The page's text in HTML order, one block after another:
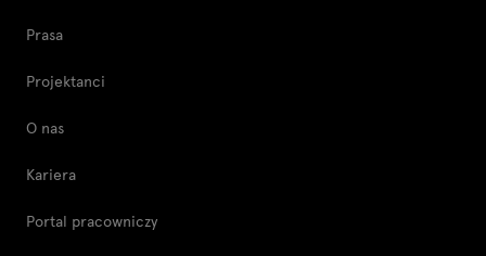
Prasa
Projektanci
O nas
Kariera
Portal pracowniczy